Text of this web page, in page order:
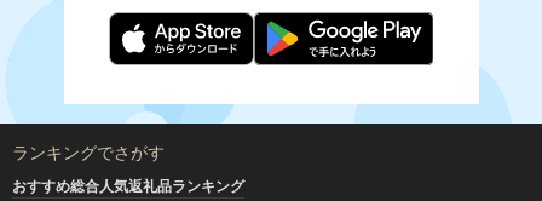
ランキングでさがす
おすすめ総合人気返礼品ランキング